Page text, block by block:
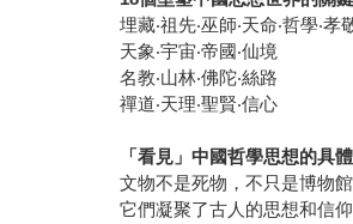
埋藏‧祖先‧巫師‧天命‧哲學‧孝
天象‧宇宙‧帝國‧仙境
名教‧山林‧佛陀‧絲路
禪道‧天理‧聖賢‧信心
「看見」中國哲學思想的具
文物不是死物，不只是博物
它們凝聚了古人的思想和信仰